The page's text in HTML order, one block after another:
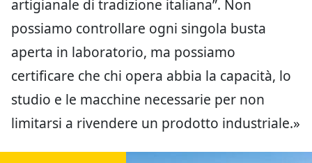
artigianale di tradizione italiana”. Non
possiamo controllare ogni singola busta
aperta in laboratorio, ma possiamo
certificare che chi opera abbia la capacità, lo
studio e le macchine necessarie per non
limitarsi a rivendere un prodotto industriale.»